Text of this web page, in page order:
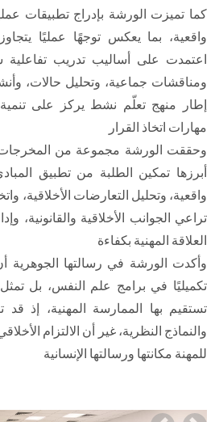
كما تميزت الورشة بإدراج تطبيقات
واقعية، بما يعكس توجهًا عمليًا
اعتمدت على أساليب تدريب تفاعلية
ومناقشات جماعية، وتحليل حالات،
إطار منهج تعلّم نشط يركز على تنمية
مهارات اتخاذ القرار
وحققت الورشة مجموعة من المخرجات
أبرزها تمكين الطلبة من تطبيق
واقعية، وتحليل التعارضات الأخلاقية،
تراعي الجوانب الأخلاقية والقانونية،
العلاقة المهنية بكفاءة
وأكدت الورشة في رسالتها الجوهرية
تكميليًا في برامج علم النفس، بل تمثل
تستقيم بها الممارسة المهنية، إذ قد
والنماذج النظرية، غير أن الالتزام
للمهنة مكانتها ورسالتها الإنسانية